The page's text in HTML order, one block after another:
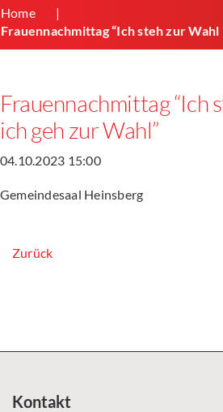
Home
Frauennachmittag “Ich steh zur Wahl
Frauennachmittag “Ich
ich geh zur Wahl”
04.10.2023 15:00
Gemeindesaal Heinsberg
Zurück
Kontakt